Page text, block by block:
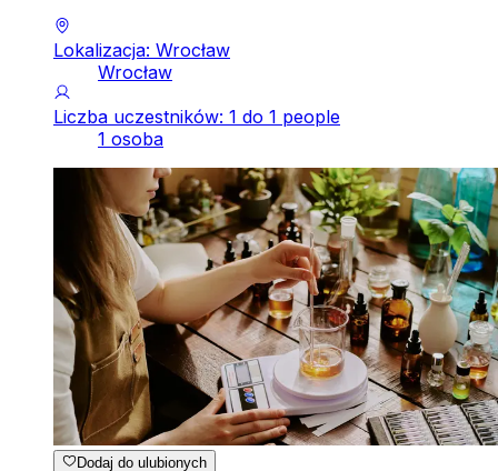
Lokalizacja: Wrocław
Wrocław
Liczba uczestników: 1 do 1 people
1 osoba
Dodaj do ulubionych